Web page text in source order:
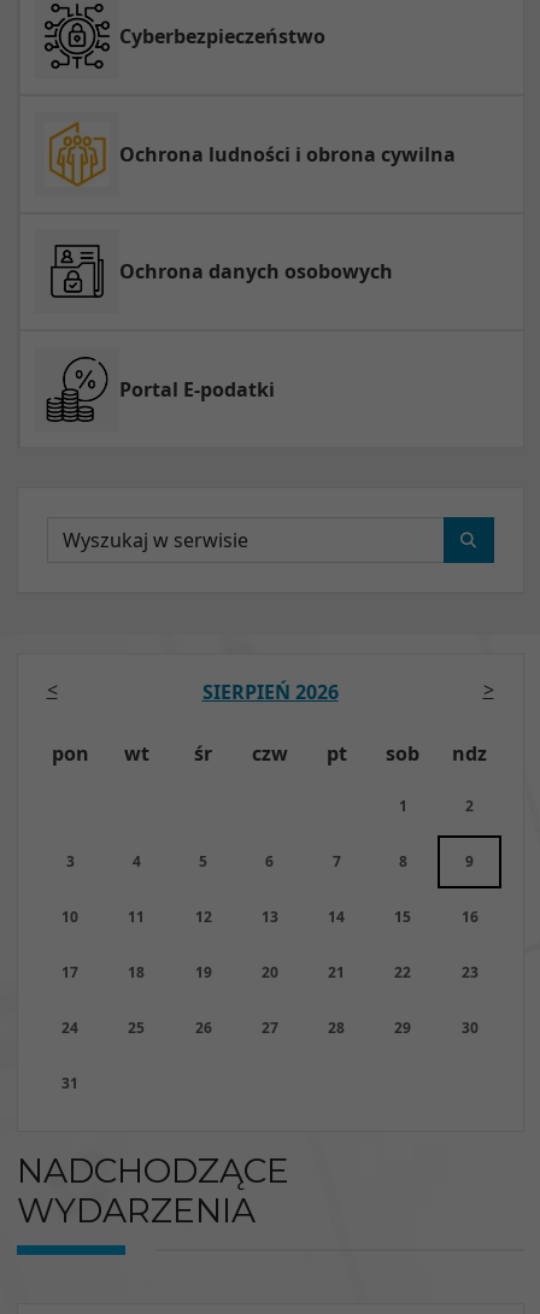
Cyberbezpieczeństwo
Ochrona ludności i obrona cywilna
Ochrona danych osobowych
Portal E-podatki
Wyszukaj
SIERPIEŃ 2026
pon wt śr czw pt sob ndz
1 2
3 4 5 6 7 8 9
10 11 12 13 14 15 16
17 18 19 20 21 22 23
24 25 26 27 28 29 30
31
< >
NADCHODZĄCE
WYDARZENIA